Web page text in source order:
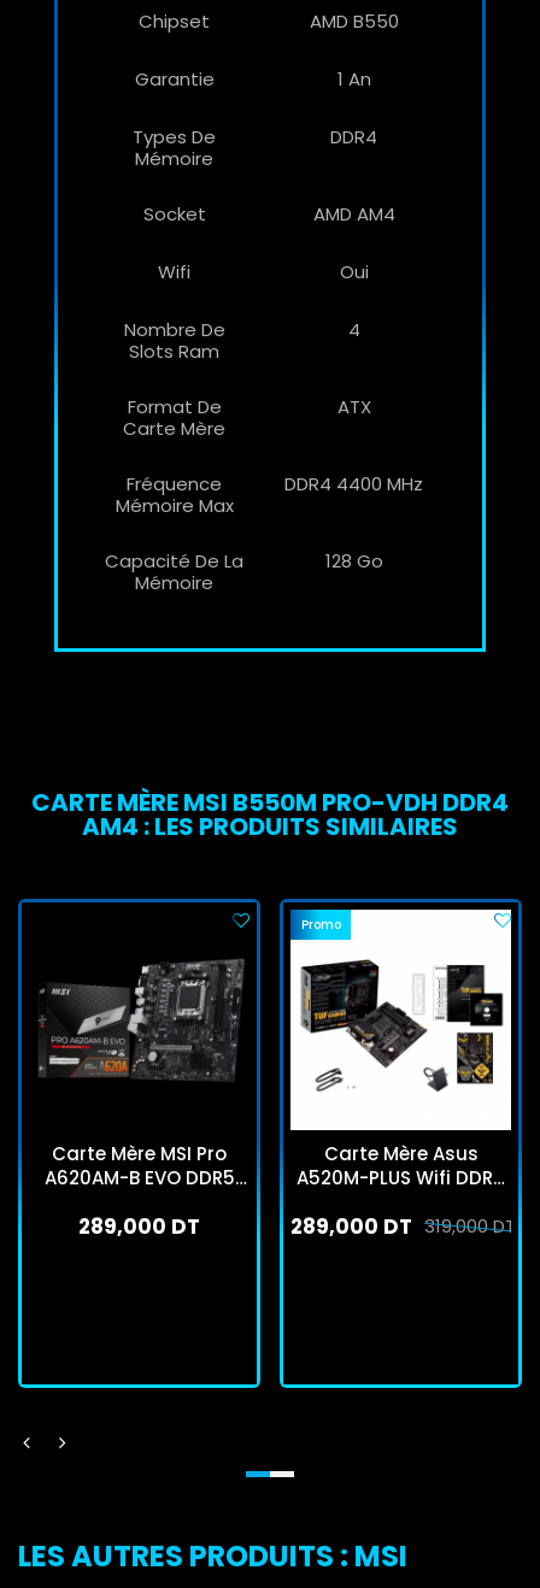
Chipset AMD B550
Garantie 1 An
Types De
Mémoire
DDR4
Socket AMD AM4
Wifi Oui
Nombre De
Slots Ram
4
Format De
Carte Mère
ATX
Fréquence
Mémoire Max
DDR4 4400 MHz
Capacité De La
Mémoire
128 Go
CARTE MÈRE MSI B550M PRO-VDH DDR4
AM4 : LES PRODUITS SIMILAIRES
Carte Mère MSI Pro
A620AM-B EVO DDR5
289,000 DT
Promo
Carte Mère Asus
A520M-PLUS Wifi DDR4
319,000 DT
289,000 DT
LES AUTRES PRODUITS : MSI